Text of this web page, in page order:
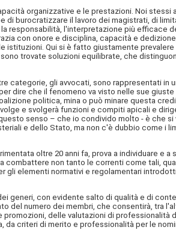
organizzative e le prestazioni. Noi stessi
burocratizzare il lavoro dei magistrati, di
responsabilità, l'interpretazione più efficace
con onore e disciplina, capacità e
istituzioni. Qui si è fatto giustamente prevalere
trovate soluzioni equilibrate, che
categorie, gli avvocati, sono rappresentati in
dire che il fenomeno va visto nelle sue giuste
politica, mina o può minare questa
e svolgerà funzioni e compiti apicali e
senso – che io condivido molto - è che si
e dello Stato, ma non c'è dubbio come i
oltre 20 anni fa, prova a individuare e a
combattere non tanto le correnti come tali,
gli elementi normativi e regolamentari
generi, con evidente salto di qualità e di
del numero dei membri, che consentirà, tra
delle valutazioni di professionalità
da criteri di merito e professionalità per le